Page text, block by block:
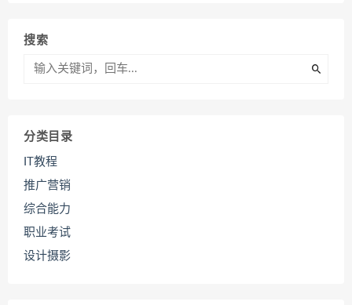
搜索
分类目录
IT教程
推广营销
综合能力
职业考试
设计摄影